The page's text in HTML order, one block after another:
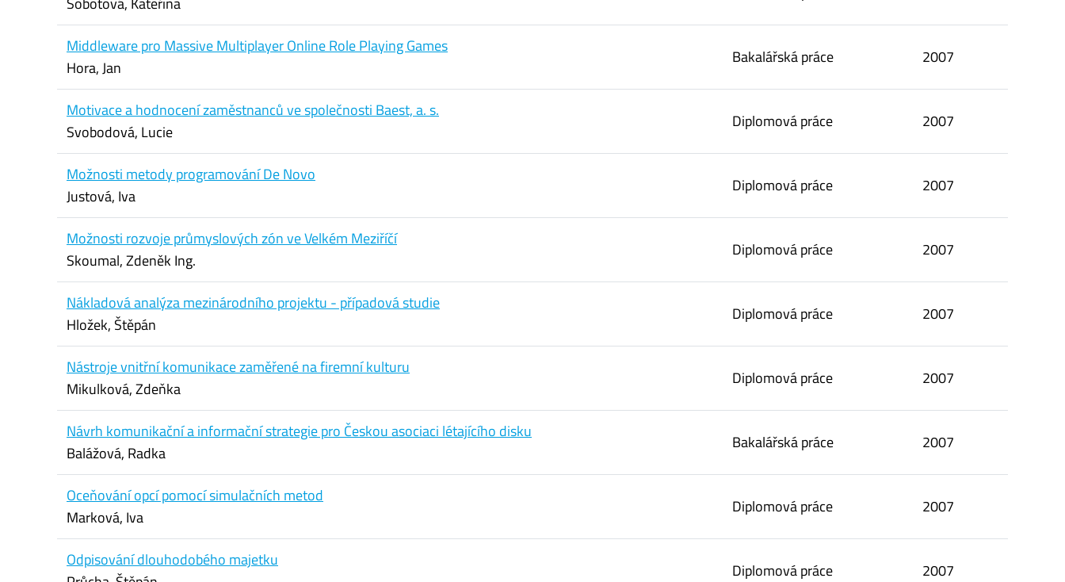
Middleware pro Massive Multiplayer Online Role Playing Games
Hora, Jan
Bakalářská práce 2007
Motivace a hodnocení zaměstnanců ve společnosti Baest, a. s.
Svobodová, Lucie
Diplomová práce 2007
Možnosti metody programování De Novo
Justová, Iva
Diplomová práce 2007
Možnosti rozvoje průmyslových zón ve Velkém Meziříčí
Skoumal, Zdeněk Ing.
Diplomová práce 2007
Nákladová analýza mezinárodního projektu - případová studie
Hložek, Štěpán
Diplomová práce 2007
Nástroje vnitřní komunikace zaměřené na firemní kulturu
Mikulková, Zdeňka
Diplomová práce 2007
Návrh komunikační a informační strategie pro Českou asociaci létajícího disku
Balážová, Radka
Bakalářská práce 2007
Oceňování opcí pomocí simulačních metod
Marková, Iva
Diplomová práce 2007
Odpisování dlouhodobého majetku
Diplomová práce 2007